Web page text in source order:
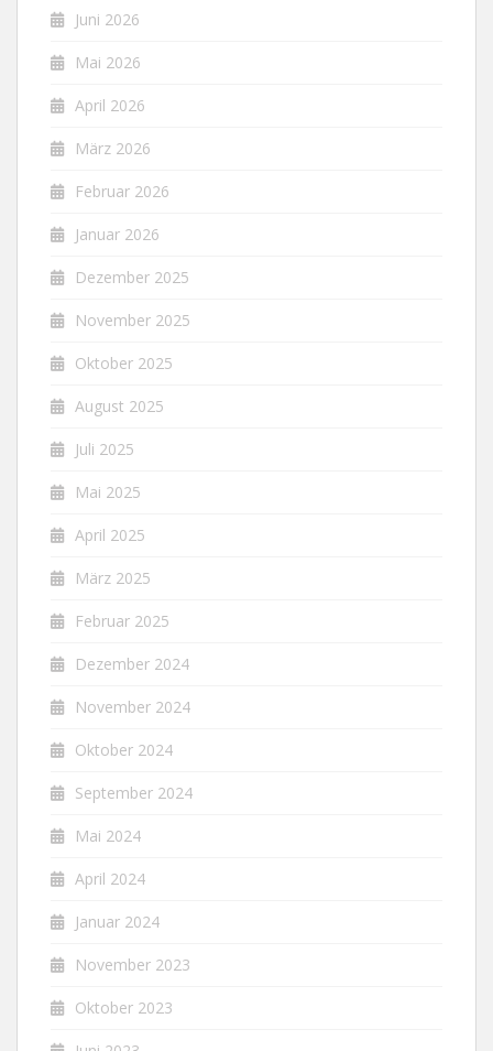
Juni 2026
Mai 2026
April 2026
März 2026
Februar 2026
Januar 2026
Dezember 2025
November 2025
Oktober 2025
August 2025
Juli 2025
Mai 2025
April 2025
März 2025
Februar 2025
Dezember 2024
November 2024
Oktober 2024
September 2024
Mai 2024
April 2024
Januar 2024
November 2023
Oktober 2023